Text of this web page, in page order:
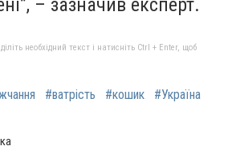
– зазначив експерт.
необхідний текст і натисніть Ctrl + Enter, щоб
#ватрість #кошик #Україна